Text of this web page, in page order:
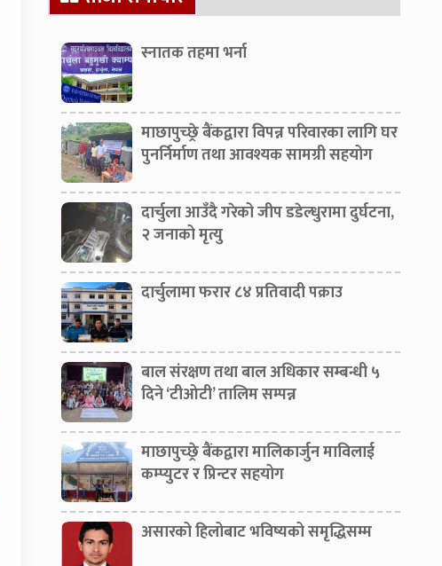
स्नातक तहमा भर्ना
माछापुच्छ्रे बैंकद्वारा विपन्न परिवारका लागि घर
पुनर्निर्माण तथा आवश्यक सामग्री सहयोग
दार्चुला आउँदै गरेको जीप डडेल्धुरामा दुर्घटना,
२ जनाको मृत्यु
दार्चुलामा फरार ८४ प्रतिवादी पक्राउ
बाल संरक्षण तथा बाल अधिकार सम्बन्धी ५
दिने ‘टीओटी’ तालिम सम्पन्न
माछापुच्छ्रे बैंकद्वारा मालिकार्जुन माविलाई
कम्प्युटर र प्रिन्टर सहयोग
असारको हिलोबाट भविष्यको समृद्धिसम्म